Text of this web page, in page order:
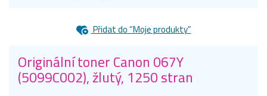
Přidat do “Moje produkty”
Originální toner Canon 067Y
(5099C002), žlutý, 1250 stran